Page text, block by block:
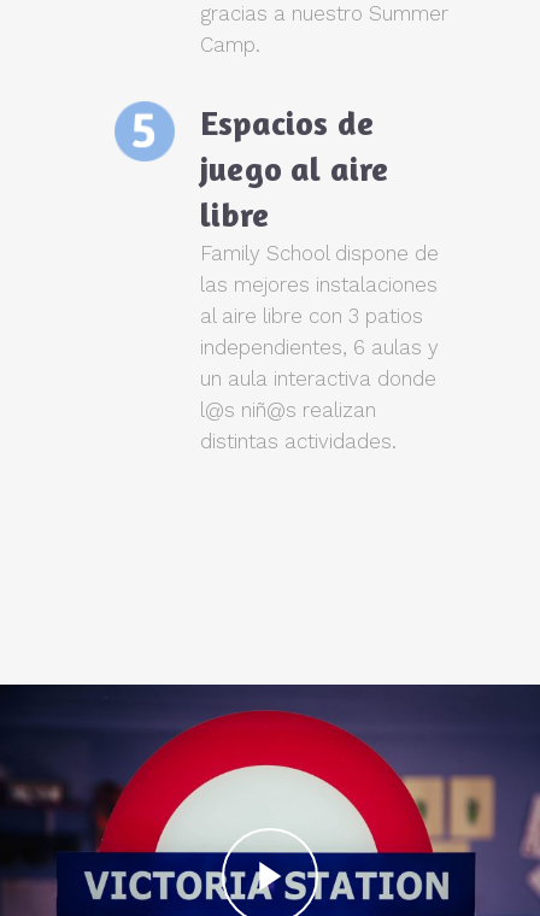
gracias a nuestro Summer
Camp.
Espacios de
juego al aire
libre
Family School dispone de
las mejores instalaciones
al aire libre con 3 patios
independientes, 6 aulas y
un aula interactiva donde
l@s niñ@s realizan
distintas actividades.